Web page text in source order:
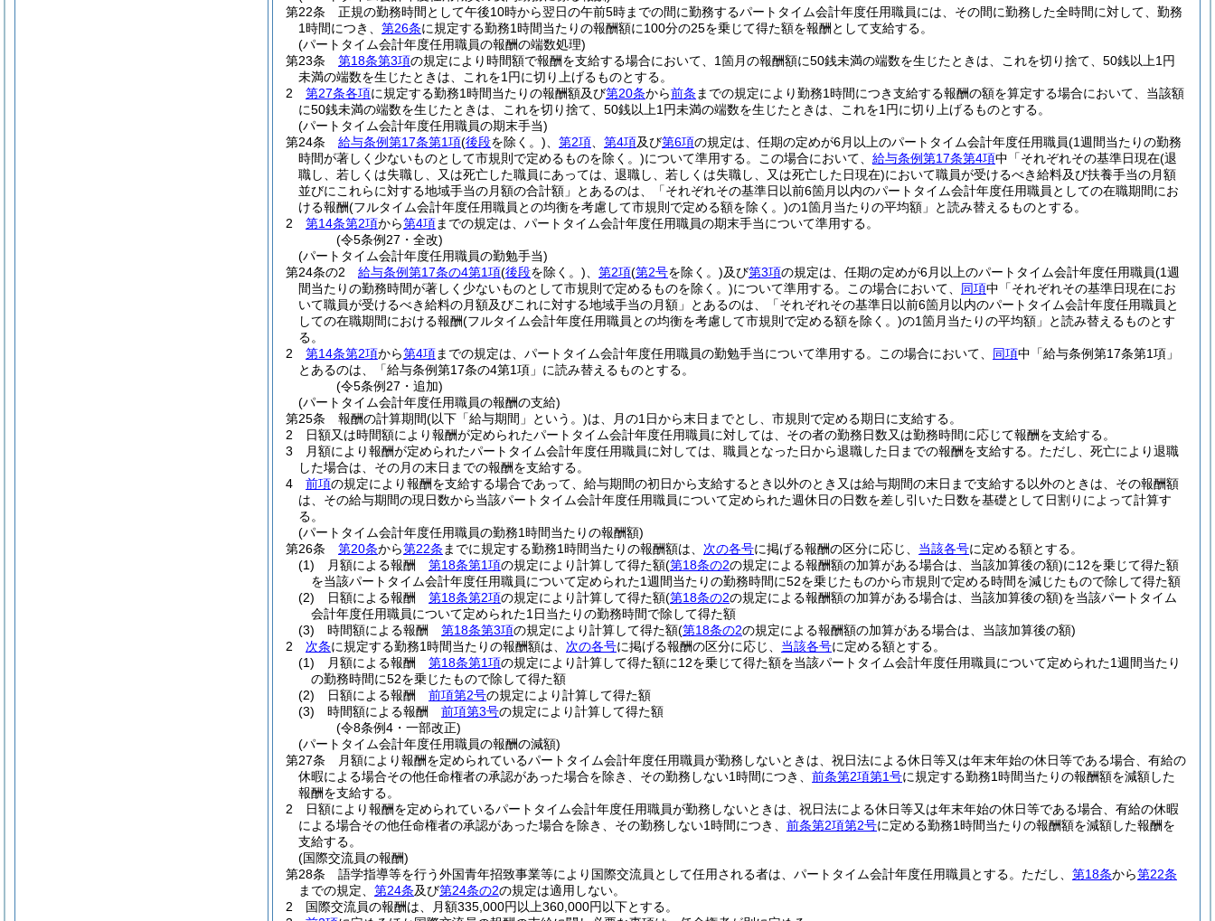
第22条
正規の勤務時間として午後10時から翌日の午前5時までの間に勤務するパートタイム会計年度任用職員には、その間に勤務した全時間に対して、勤務
1時間につき、 第26条に規定する勤務1時間当たりの報酬額に100分の25を乗じて得た額を報酬として支給する。
(パートタイム会計年度任用職員の報酬の端数処理)
第23条
第18条第3項の規定により時間額で報酬を支給する場合において、1箇月の報酬額に50銭未満の端数を生じたときは、これを切り捨て、50銭以上1円
未満の端数を生じたときは、これを1円に切り上げるものとする。
2
第27条各項に規定する勤務1時間当たりの報酬額及び第20条から前条 までの規定により勤務1時間につき支給する報酬の額を算定する場合において、当該額
に50銭未満の端数を生じたときは、これを切り捨て、50銭以上1円未満の端数を生じたときは、これを1円に切り上げるものとする。
(パートタイム会計年度任用職員の期末手当)
第24条
給与条例第17条第1項(後段を除く。) 第2項 第4項及び第6項の規定は、任期の定めが6月以上のパートタイム会計年度任用職員(1週間当たりの勤務
時間が著しく少ないものとして市規則で定めるものを除く。)について準用する。 この場合において、 給与条例第17条第4項中「それぞれその基準日現在(退
職し、若しくは失職し、又は死亡した職員にあっては、退職し、若しくは失職し、又は死亡した日現在)において職員が受けるべき給料及び扶養手当の月額
並びにこれらに対する地域手当の月額の合計額」とあるのは、「それぞれその基準日以前6箇月以内のパートタイム会計年度任用職員としての在職期間にお
ける報酬(フルタイム会計年度任用職員との均衡を考慮して市規則で定める額を除く。)の1箇月当たりの平均額」と読み替えるものとする。
2
第14条第2項から第4項までの規定は、パートタイム会計年度任用職員の期末手当について準用する。
(令5条例27・全改)
(パートタイム会計年度任用職員の勤勉手当)
第24条の2
給与条例第17条の4第1項(後段を除く。) 第2項(第2号を除く。)及び第3項の規定は、任期の定めが6月以上のパートタイム会計年度任用職員(1週
間当たりの勤務時間が著しく少ないものとして市規則で定めるものを除く。)について準用する。 この場合において、 同項中「それぞれその基準日現在にお
いて職員が受けるべき給料の月額及びこれに対する地域手当の月額」とあるのは、「それぞれその基準日以前6箇月以内のパートタイム会計年度任用職員と
しての在職期間における報酬(フルタイム会計年度任用職員との均衡を考慮して市規則で定める額を除く。)の1箇月当たりの平均額」と読み替えるものとす
る。
2
第14条第2項から第4項までの規定は、パートタイム会計年度任用職員の勤勉手当について準用する。 この場合において、 同項中「給与条例第17条第1項」
とあるのは、「給与条例第17条の4第1項」に読み替えるものとする。
(令5条例27・追加)
(パートタイム会計年度任用職員の報酬の支給)
第25条
報酬の計算期間(以下「給与期間」という。)は、月の1日から末日までとし、市規則で定める期日に支給する。
2
日額又は時間額により報酬が定められたパートタイム会計年度任用職員に対しては、その者の勤務日数又は勤務時間に応じて報酬を支給する。
3
月額により報酬が定められたパートタイム会計年度任用職員に対しては、職員となった日から退職した日までの報酬を支給する。 ただし、死亡により退職
した場合は、その月の末日までの報酬を支給する。
4
前項の規定により報酬を支給する場合であって、給与期間の初日から支給するとき以外のとき又は給与期間の末日まで支給する以外のときは、その報酬額
は、その給与期間の現日数から当該パートタイム会計年度任用職員について定められた週休日の日数を差し引いた日数を基礎として日割りによって計算す
る。
(パートタイム会計年度任用職員の勤務1時間当たりの報酬額)
第26条
第20条から第22条 までに規定する勤務1時間当たりの報酬額は、 次の各号に掲げる報酬の区分に応じ、 当該各号に定める額とする。
(1)
月額による報酬 第18条第1項の規定により計算して得た額(第18条の2の規定による報酬額の加算がある場合は、当該加算後の額)に12を乗じて得た額
を当該パートタイム会計年度任用職員について定められた1週間当たりの勤務時間に52を乗じたものから市規則で定める時間を減じたもので除して得た額
(2)
日額による報酬 第18条第2項の規定により計算して得た額(第18条の2の規定による報酬額の加算がある場合は、当該加算後の額)を当該パートタイム
会計年度任用職員について定められた1日当たりの勤務時間で除して得た額
(3)
時間額による報酬 第18条第3項の規定により計算して得た額(第18条の2の規定による報酬額の加算がある場合は、当該加算後の額)
2
次条に規定する勤務1時間当たりの報酬額は、 次の各号に掲げる報酬の区分に応じ、 当該各号に定める額とする。
(1)
月額による報酬 第18条第1項の規定により計算して得た額に12を乗じて得た額を当該パートタイム会計年度任用職員について定められた1週間当たり
の勤務時間に52を乗じたもので除して得た額
(2)
日額による報酬 前項第2号の規定により計算して得た額
(3)
時間額による報酬 前項第3号の規定により計算して得た額
(令8条例4・一部改正)
(パートタイム会計年度任用職員の報酬の減額)
第27条
月額により報酬を定められているパートタイム会計年度任用職員が勤務しないときは、祝日法による休日等又は年末年始の休日等である場合、有給の
休暇による場合その他任命権者の承認があった場合を除き、その勤務しない1時間につき、 前条第2項第1号に規定する勤務1時間当たりの報酬額を減額した
報酬を支給する。
2
日額により報酬を定められているパートタイム会計年度任用職員が勤務しないときは、祝日法による休日等又は年末年始の休日等である場合、有給の休暇
による場合その他任命権者の承認があった場合を除き、その勤務しない1時間につき、 前条第2項第2号に定める勤務1時間当たりの報酬額を減額した報酬を
支給する。
(国際交流員の報酬)
第28条
語学指導等を行う外国青年招致事業等により国際交流員として任用される者は、パートタイム会計年度任用職員とする。 ただし、 第18条から第22条
までの規定、 第24条及び第24条の2の規定は適用しない。
2
国際交流員の報酬は、月額335,000円以上360,000円以下とする。